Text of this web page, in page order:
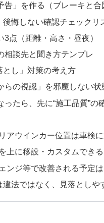
告」を作る（ブレーキと合
悔しない確認チェックリ
点（距離・高さ・昼夜）
相談先と聞き方テンプレ
とし」対策の考え方
らの視認」を邪魔しない状
ったら、先に“施工品質”の
アウインカー位置は車検
上に移設・カスタムでき
ンジ等で改善される予定は
法ではなく、見落としや